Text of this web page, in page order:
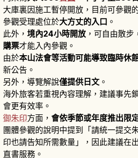
大庫裏因施工暫停開放，目前可參觀
參觀受理處位於大方丈的入口 。
此外， 境內24小時開放 ，可自由散步
購票才能入內參觀。
由於本山法會等活動可能導致臨時休
新公告。
另外，導覽解說僅提供日文 。
海外旅客若重視內容理解，建議事先
會更有效率。
御朱印方面， 會依季節或年度推出限
團體參觀的說明中提到「請統一提交
印也請告知所需數量」，因此建議在
直書服務。